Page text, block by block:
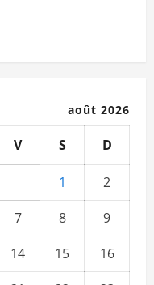
août 2026
V S D
1
2
7 8
9
14 15
16